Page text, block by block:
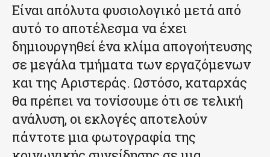
Είναι απόλυτα φυσιολογικό μετά από
αυτό το αποτέλεσμα να έχει
δημιουργηθεί ένα κλίμα απογοήτευσης
σε μεγάλα τμήματα των εργαζόμενων
και της Αριστεράς. Ωστόσο, καταρχάς
θα πρέπει να τονίσουμε ότι σε τελική
ανάλυση, οι εκλογές αποτελούν
πάντοτε μια φωτογραφία της